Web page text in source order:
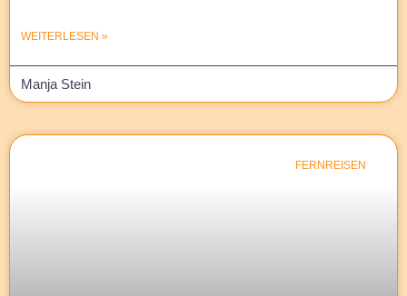
WEITERLESEN »
Manja Stein
FERNREISEN